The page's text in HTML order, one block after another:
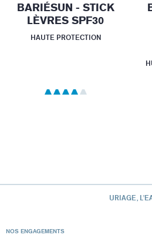
BARIÉSUN - STICK
LÈVRES SPF30
HAUTE PROTECTION
URIAGE,
NOS ENGAGEMENTS